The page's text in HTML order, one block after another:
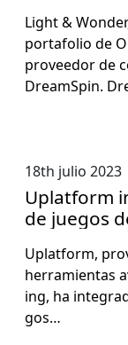
Light &
portafo­lio de
provee­dor de
Dream­Spin.
18th julio 2023
Uplatform
de juegos
Uplat­form,
her­ramien­tas
ing, ha
gos…